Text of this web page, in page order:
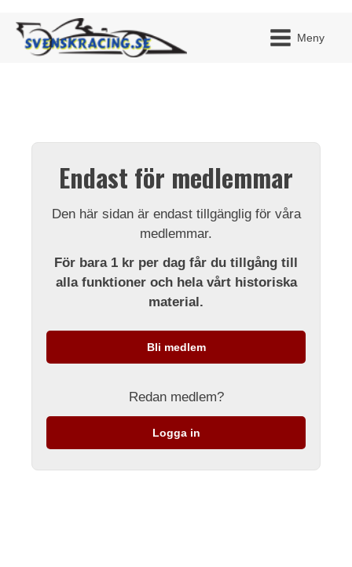
Meny
Endast för medlemmar
Den här sidan är endast tillgänglig för våra
medlemmar.
För bara 1 kr per dag får du tillgång till
alla funktioner och hela vårt historiska
material.
Bli medlem
Redan medlem?
Logga in